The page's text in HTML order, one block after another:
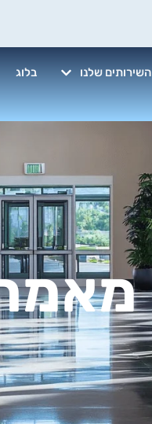
השירותים שלנו בלוג